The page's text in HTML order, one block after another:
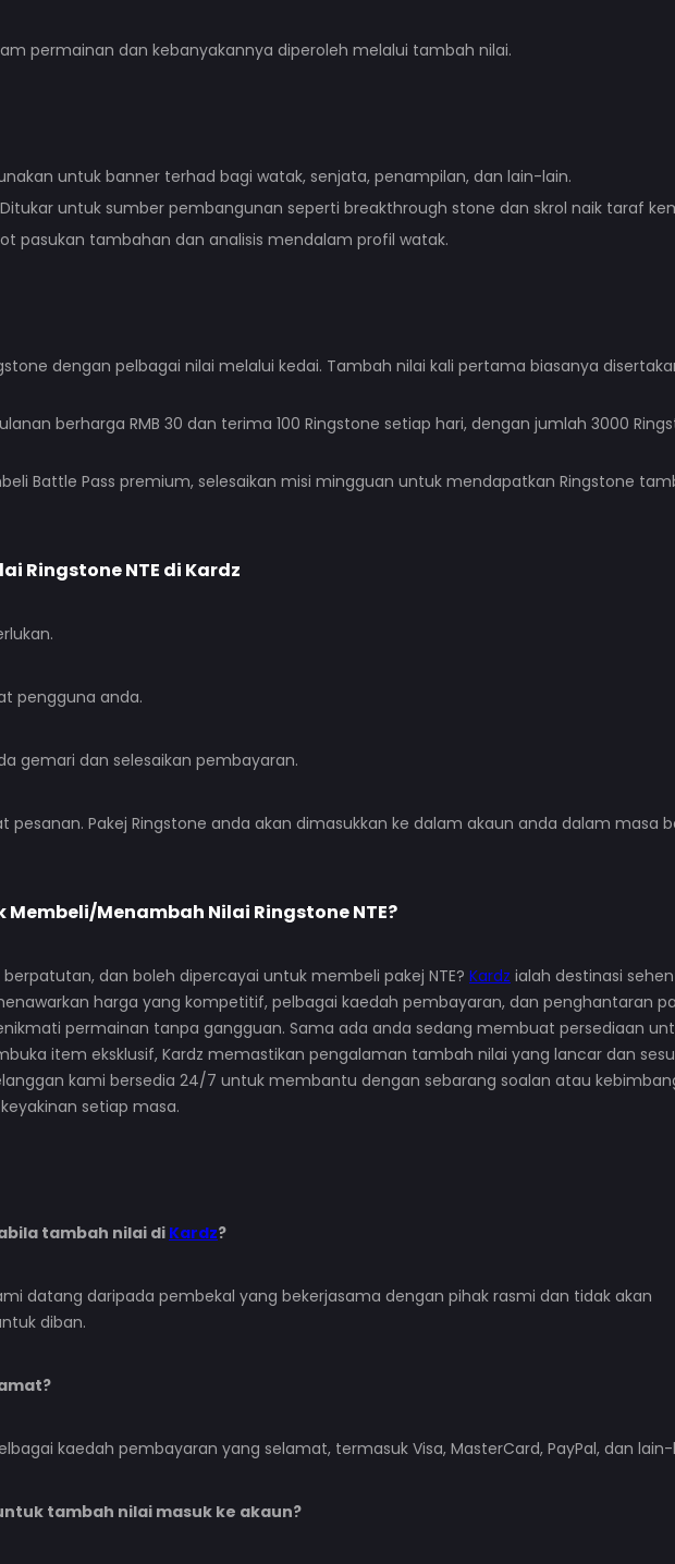
permainan dan kebanyakannya diperoleh melalui tambah nilai.
untuk banner terhad bagi watak, senjata, penampilan, dan lain-lain.
Ditukar untuk sumber pembangunan seperti breakthrough stone dan skrol naik taraf
pasukan tambahan dan analisis mendalam profil watak.
dengan pelbagai nilai melalui kedai. Tambah nilai kali pertama biasanya
berharga RMB 30 dan terima 100 Ringstone setiap hari, dengan jumlah 3000
Battle Pass premium, selesaikan misi mingguan untuk mendapatkan Ringstone
Ringstone NTE di Kardz
pengguna anda.
gemari dan selesaikan pembayaran.
pesanan. Pakej Ringstone anda akan dimasukkan ke dalam akaun anda dalam masa
Membeli/Menambah Nilai Ringstone NTE?
dan boleh dipercayai untuk membeli pakej NTE? Kardz ialah destinasi
harga yang kompetitif, pelbagai kaedah pembayaran, dan penghantaran
permainan tanpa gangguan. Sama ada anda sedang membuat persediaan
item eksklusif, Kardz memastikan pengalaman tambah nilai yang lancar dan
kami bersedia 24/7 untuk membantu dengan sebarang soalan atau
setiap masa.
tambah nilai di Kardz?
datang daripada pembekal yang bekerjasama dengan pihak rasmi dan tidak akan
diban.
kaedah pembayaran yang selamat, termasuk Visa, MasterCard, PayPal, dan lain-
tambah nilai masuk ke akaun?